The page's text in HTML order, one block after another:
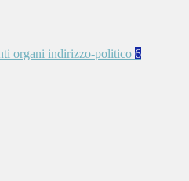
organi indirizzo-politico 6